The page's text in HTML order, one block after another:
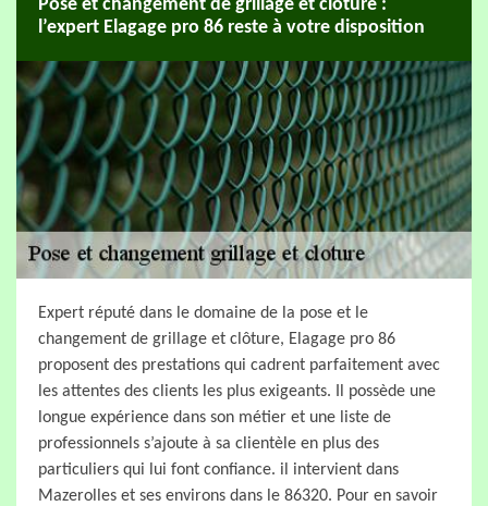
Pose et changement de grillage et clôture :
l’expert Elagage pro 86 reste à votre disposition
Expert réputé dans le domaine de la pose et le
changement de grillage et clôture, Elagage pro 86
proposent des prestations qui cadrent parfaitement avec
les attentes des clients les plus exigeants. Il possède une
longue expérience dans son métier et une liste de
professionnels s’ajoute à sa clientèle en plus des
particuliers qui lui font confiance. il intervient dans
Mazerolles et ses environs dans le 86320. Pour en savoir